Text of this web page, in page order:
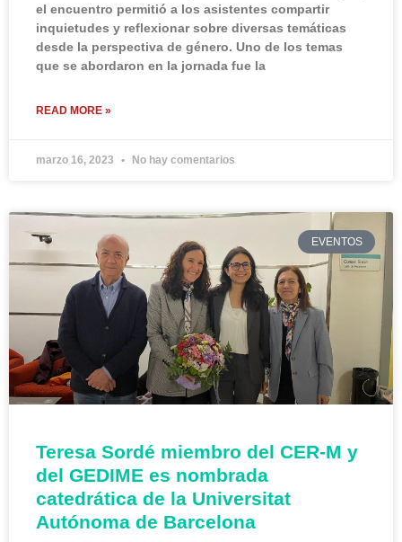
el encuentro permitió a los asistentes compartir
inquietudes y reflexionar sobre diversas temáticas
desde la perspectiva de género. Uno de los temas
que se abordaron en la jornada fue la
READ MORE »
marzo 16, 2023 No hay comentarios
EVENTOS
Teresa Sordé miembro del CER-M y
del GEDIME es nombrada
catedrática de la Universitat
Autónoma de Barcelona